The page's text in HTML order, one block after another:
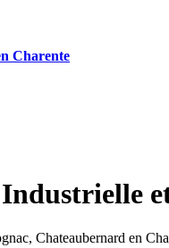
Charente
Chateaubernard en